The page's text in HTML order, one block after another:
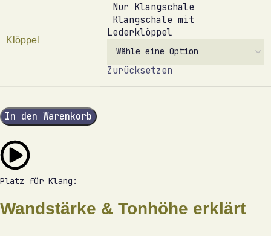
Klöppel
Nur Klangschale
Klangschale mit
Lederklöppel
Zurücksetzen
In den Warenkorb
Platz für Klang:
Wandstärke & Tonhöhe erklärt